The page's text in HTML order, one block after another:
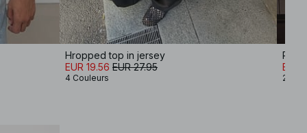
Hropped top in jersey
EUR 19.56 EUR 27.95
4 Couleurs
EUR
2